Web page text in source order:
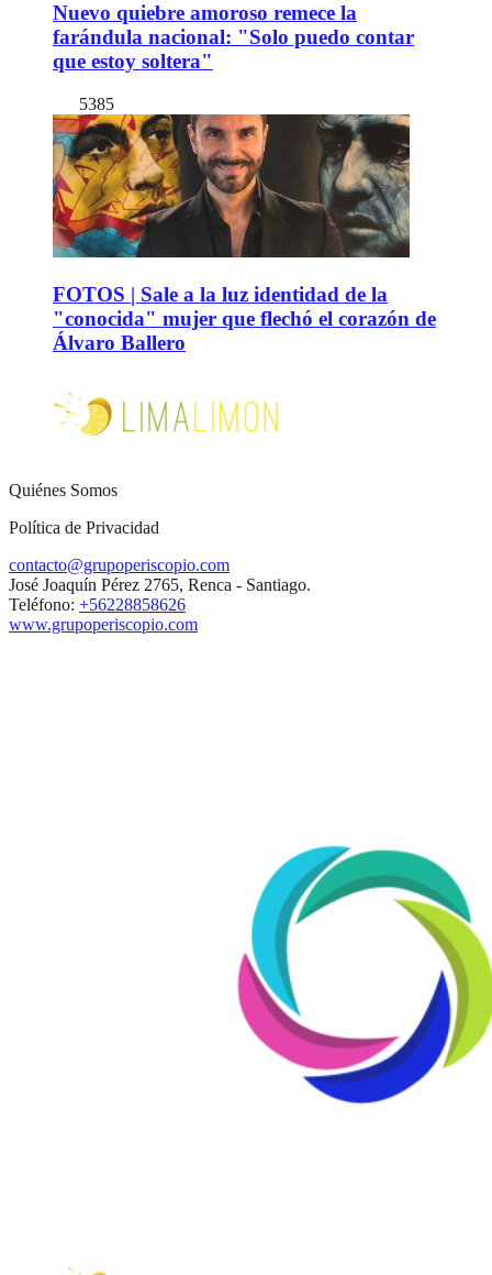
Nuevo quiebre amoroso remece la
farándula nacional: "Solo puedo contar
que estoy soltera"
5385
FOTOS | Sale a la luz identidad de la
"conocida" mujer que flechó el corazón de
Álvaro Ballero
Quiénes Somos
Política de Privacidad
contacto@grupoperiscopio.com
José Joaquín Pérez 2765, Renca - Santiago.
Teléfono: +56228858626
www.grupoperiscopio.com